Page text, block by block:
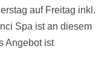
auf Freitag inkl.
Spa ist an diesem
Angebot ist